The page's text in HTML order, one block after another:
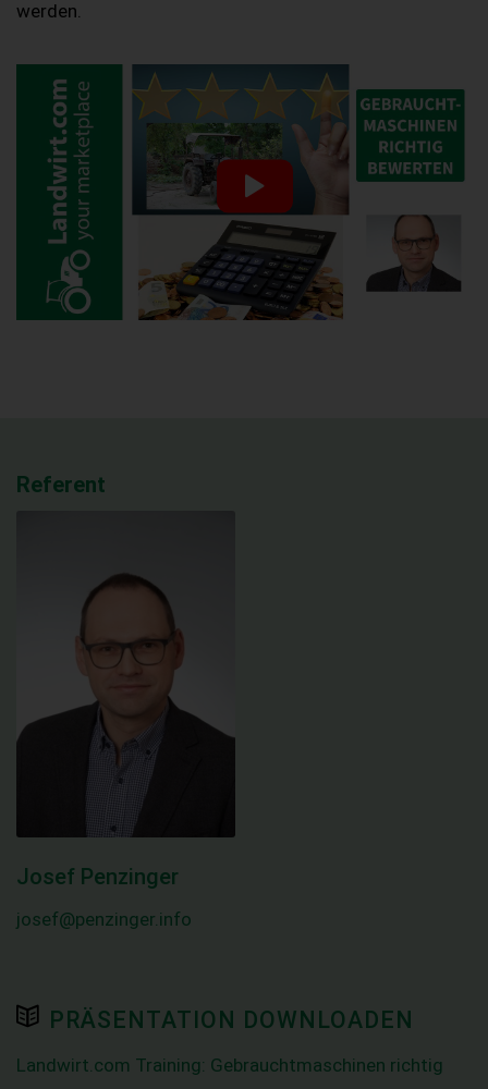
werden.
Referent
Josef Penzinger
josef@penzinger.info
PRÄSENTATION DOWNLOADEN
Landwirt.com Training: Gebrauchtmaschinen richtig